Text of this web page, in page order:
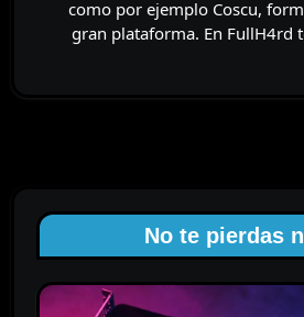
como por ejemplo Coscu,
gran plataforma. En FullH4rd
No te pierdas